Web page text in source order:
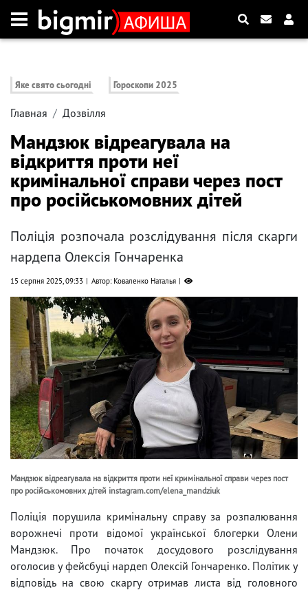
Яке свято сьогодні Гороскопи 2025
Главная Дозвілля
Мандзюк відреагувала на
відкриття проти неї
кримінальної справи через пост
про російськомовних дітей
Поліція розпочала розслідування після скарги
нардепа Олексія Гончаренка
15 серпня 2025, 09:33 Автор: Коваленко Наталья
Мандзюк відреагувала на відкриття проти неї кримінальної справи через пост
про російськомовних дітей instagram.com/elena_mandziuk
Поліція порушила кримінальну справу за розпалювання
ворожнечі проти відомої української блогерки Олени
Мандзюк. Про початок досудового розслідування
оголосив у фейсбуці нардеп Олексій Гончаренко. Політик у
відповідь на свою скаргу отримав листа від головного